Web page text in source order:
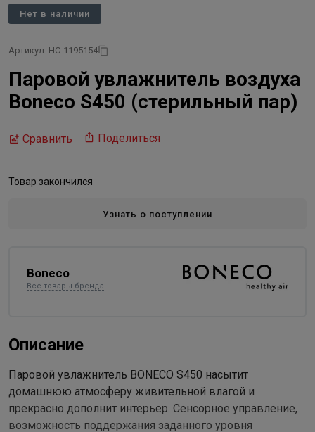
Нет в наличии
Артикул: НС-1195154
Паровой увлажнитель воздуха
Boneco S450 (стерильный пар)
Сравнить Поделиться
Товар закончился
Узнать о поступлении
Boneco
Все товары бренда
Описание
Паровой увлажнитель BONECO S450 насытит
домашнюю атмосферу живительной влагой и
прекрасно дополнит интерьер. Сенсорное управление,
возможность поддержания заданного уровня